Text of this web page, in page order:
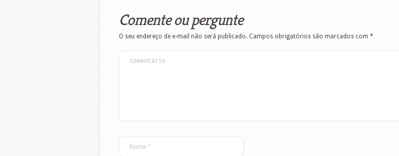
Comente ou pergunte
O seu endereço de e-mail não será publicado. Campos obrigatórios são marcados com *